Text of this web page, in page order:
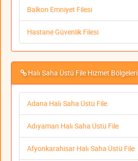
Balkon Emniyet Filesi
Hastane Güvenlik Filesi
Halı Saha Üstü File Hizmet Bölgeleri
Adana Halı Saha Üstü File
Adıyaman Halı Saha Üstü File
Afyonkarahisar Halı Saha Üstü File